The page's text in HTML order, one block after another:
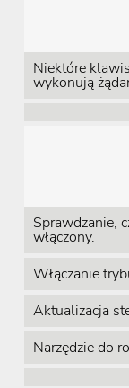
Niektóre
wykonują
Sprawdzanie,
włączony.
Włączanie
Aktualizacja
Narzędzie do